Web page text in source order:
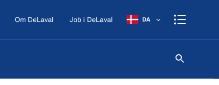
Om DeLaval Job i DeLaval DA